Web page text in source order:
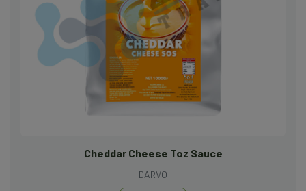
Cheddar Cheese Toz Sauce
DARVO